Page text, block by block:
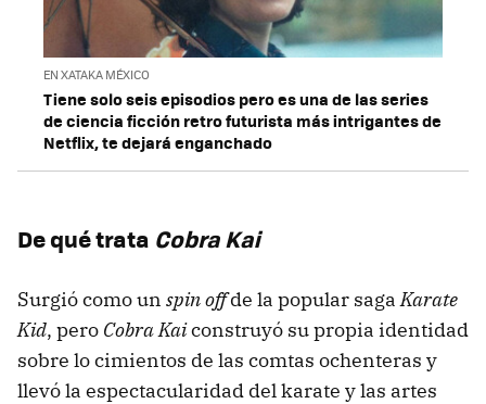
EN XATAKA MÉXICO
Tiene solo seis episodios pero es una de las series
de ciencia ficción retro futurista más intrigantes de
Netflix, te dejará enganchado
De qué trata Cobra Kai
Surgió como un spin offde la popular sagaKarate
Kid, pero Cobra Kaiconstruyó su propia identidad
sobre lo cimientos de las comtas ochenteras y
llevó la espectacularidad del karate y las artes